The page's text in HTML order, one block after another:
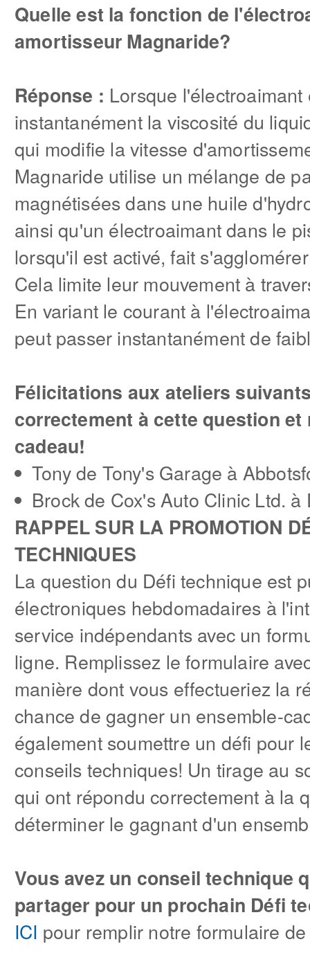
Quelle est la fonction de
amortisseur Magnaride?
Réponse : Lorsque
instantanément la viscosité du
qui modifie la vitesse
Magnaride utilise un mélange de
magnétisées dans une huile
ainsi qu'un électroaimant dans le
lorsqu'il est activé, fait
Cela limite leur mouvement à
En variant le courant à
peut passer instantanément de
Félicitations aux ateliers
correctement à cette question
cadeau!
Tony de Tony's Garage à
Brock de Cox's Auto Clinic Ltd.
RAPPEL SUR LA PROMOTION
TECHNIQUES
La question du Défi technique est
électroniques hebdomadaires à
service indépendants avec un
ligne. Remplissez le formulaire
manière dont vous effectueriez la
chance de gagner un ensemble-
également soumettre un défi pour
conseils techniques! Un tirage au
qui ont répondu correctement à la
déterminer le gagnant d'un
Vous avez un conseil technique
partager pour un prochain Défi
ICI pour remplir notre formulaire